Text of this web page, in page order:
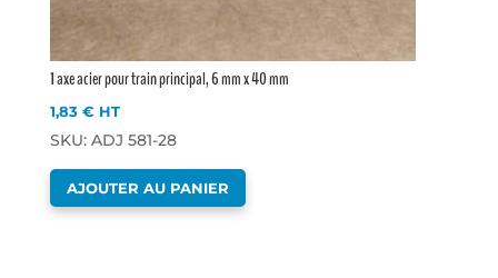
1 axe acier pour train principal, 6 mm x 40 mm
1,83€ HT
SKU: ADJ 581-28
AJOUTER AU PANIER